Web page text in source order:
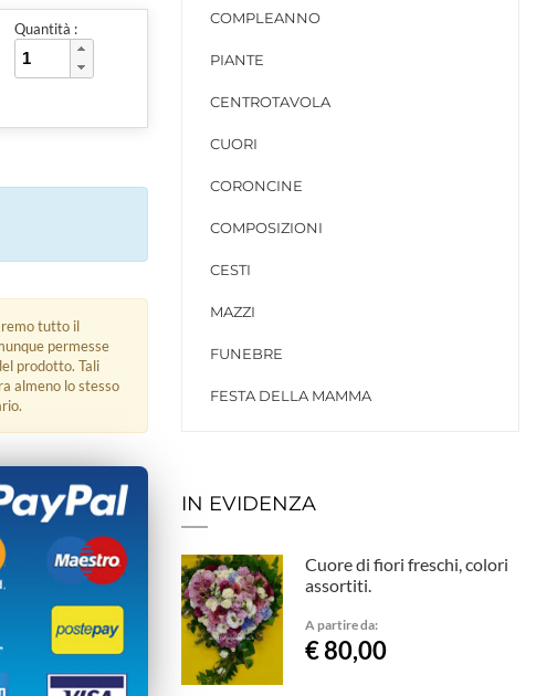
Quantità :
tutto il
permesse
prodotto. Tali
almeno lo stesso
COMPLEANNO
PIANTE
CENTROTAVOLA
CUORI
CORONCINE
COMPOSIZIONI
CESTI
MAZZI
FUNEBRE
FESTA DELLA MAMMA
IN EVIDENZA
Cuore di fiori freschi, colori
assortiti.
A partire da:
€ 80,00